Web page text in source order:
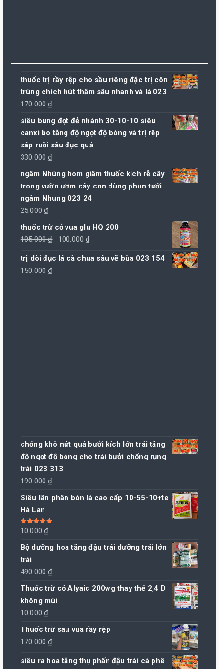
thuốc trị rầy rệp cho sầu riêng đặc trị côn
trùng chích hút thấm sâu nhanh và lá 023
170.000₫
siêu bung đọt đẻ nhánh 30-10-10 siêu
canxi bo tăng độ ngọt độ bóng và trị rệp
sáp ruồi sâu đục quả
330.000₫
ngâm Nhúng hom giâm thuốc kích rễ cây
trong vườn ươm cây con dùng phun tưới
ngâm Nhung 023 24
25.000₫
thuốc trừ cỏ vua glu HQ 200
105.000₫
Giá
là:
100.000₫
tại
trị dòi đục lá cà chua sâu vẽ bùa 023 154
150.000₫
chống khô nứt quả bưởi kích lớn trái tăng
độ ngọt độ bóng cho trái bưởi chống rụng
trái 023 313
190.000₫
Siêu lân phân bón lá cao cấp 10-55-10+te
Hà Lan
Được xếp
hạng 5.005
10.000₫
Bộ dưỡng hoa tăng đậu trái dưỡng trái lớn
trái
490.000₫
Thuốc trừ cỏ Alyaic 200wg thay thế 2,4 D
không mùi
10.000₫
Thuốc trừ sâu vua rầy rệp
170.000₫
siêu ra hoa tăng thụ phấn đậu trái cà phê